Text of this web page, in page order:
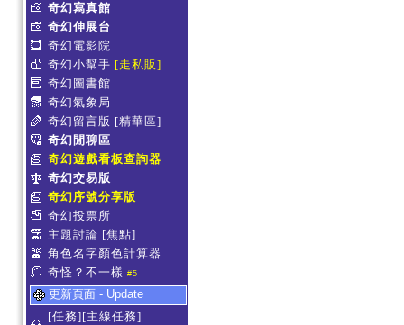
奇幻寫真館
奇幻伸展台
奇幻電影院
奇幻小幫手 [走私販]
奇幻圖書館
奇幻氣象局
奇幻留言版 [精華區]
奇幻閒聊區
奇幻遊戲看板查詢器
奇幻交易版
奇幻序號分享版
奇幻投票所
主題討論 [焦點]
角色名字顏色計算器
奇怪？不一樣 #5
更新頁面 - Update
[任務][主線任務]